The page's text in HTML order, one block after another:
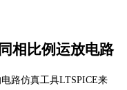
相比例运放电路
路仿真工具LTSPICE来